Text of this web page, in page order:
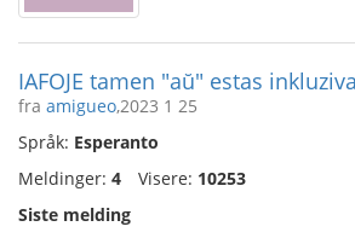
IAFOJE tamen "aŭ" estas inkluziva
fra amigueo,2023 1 25
Språk: Esperanto
Meldinger: 4 Visere: 10253
Siste melding